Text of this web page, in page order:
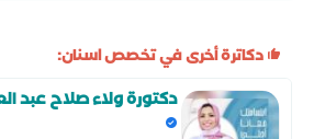
دكاترة أخرى في تخصص اسنان:
دكتورة ولاء صلاح عبد